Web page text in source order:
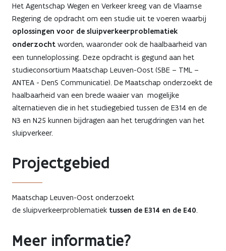
Het Agentschap Wegen en Verkeer kreeg van de Vlaamse
Regering de opdracht om een studie uit te voeren waarbij
oplossingen voor de sluipverkeerproblematiek
onderzocht worden, waaronder ook de haalbaarheid van
een tunneloplossing. Deze opdracht is gegund aan het
studieconsortium Maatschap Leuven-Oost (SBE – TML –
ANTEA - DenS Communicatie). De Maatschap onderzoekt de
haalbaarheid van een brede waaier van mogelijke
alternatieven die in het studiegebied tussen de E314 en de
N3 en N25 kunnen bijdragen aan het terugdringen van het
sluipverkeer.
Projectgebied
Maatschap Leuven-Oost onderzoekt
de sluipverkeerproblematiek tussen de E314 en de E40
Meer informatie?